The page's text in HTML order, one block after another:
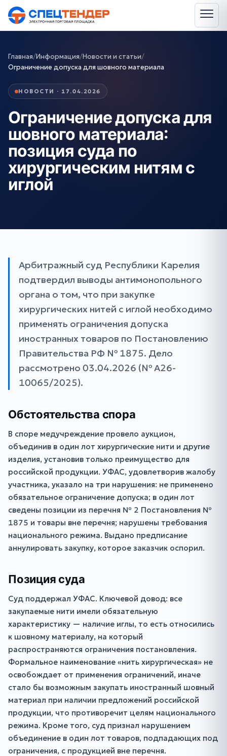
Главная/Информация/Новости и статьи/
Ограничение допуска для шовного материала
НОВОСТИ · 17.04.2026
Ограничение допуска для
шовного материала:
позиция суда по
хирургическим нитям с
иглой
Арбитражный суд Республики Карелия
подтвердил выводы антимонопольного
органа о том, что при закупке
хирургических нитей с иглой необходимо
применять ограничения допуска
иностранных товаров по Постановлению
Правительства РФ № 1875. Дело
рассмотрено 03.04.2026 (№ А26-
10065/2025).
Обстоятельства спора
В споре медучреждение провело аукцион,
объединив в один лот хирургические нити и другие
изделия, установив только преимущество для
российской продукции. УФАС, удовлетворив жалобу
участника, указало на три нарушения: не применено
обязательное ограничение допуска; в один лот
сведены позиции из перечня № 2 Постановления №
1875 и товары вне перечня; нарушены требования
национального режима. Выдано предписание
аннулировать закупку, которое заказчик оспорил.
Позиция суда
Суд поддержал УФАС. Ключевой довод: все
закупаемые нити имели обязательную
характеристику — наличие иглы, то есть относились
к шовному материалу, на который
распространяются ограничения постановления.
Формальное наименование «нить хирургическая» не
освобождает от применения ограничений, иначе
стало бы возможным закупать иностранный шовный
материал при наличии предложений российской
продукции, что противоречит целям национального
режима. Кроме того, суд признал нарушением
объединение в один лот товаров, подпадающих под
ограничения, с продукцией вне перечня.